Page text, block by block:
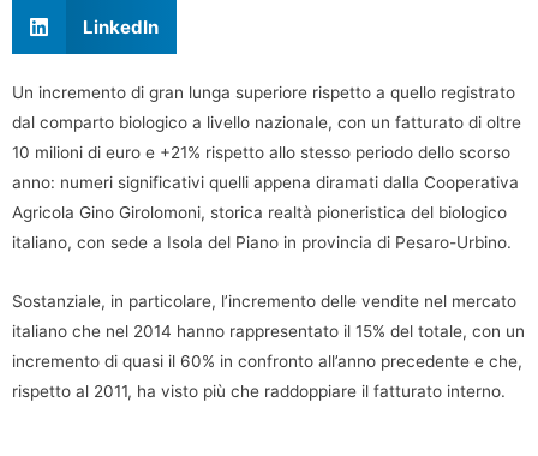
LinkedIn
Un incremento di gran lunga superiore rispetto a quello registrato
dal comparto biologico a livello nazionale, con un fatturato di oltre
10 milioni di euro e +21% rispetto allo stesso periodo dello scorso
anno: numeri significativi quelli appena diramati dalla Cooperativa
Agricola Gino Girolomoni, storica realtà pioneristica del biologico
italiano, con sede a Isola del Piano in provincia di Pesaro-Urbino.
Sostanziale, in particolare, l’incremento delle vendite nel mercato
italiano che nel 2014 hanno rappresentato il 15% del totale, con un
incremento di quasi il 60% in confronto all’anno precedente e che,
rispetto al 2011, ha visto più che raddoppiare il fatturato interno.